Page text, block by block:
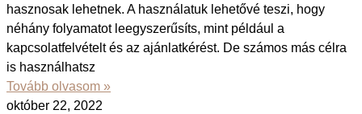
hasznosak lehetnek. A használatuk lehetővé teszi, hogy
néhány folyamatot leegyszerűsíts, mint például a
kapcsolatfelvételt és az ajánlatkérést. De számos más célra
is használhatsz
Tovább olvasom »
október 22, 2022